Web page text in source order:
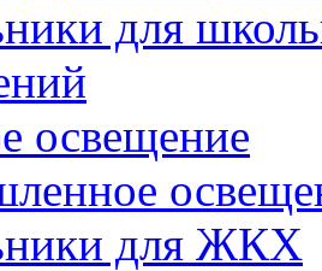
для
освещение
для ЖКХ